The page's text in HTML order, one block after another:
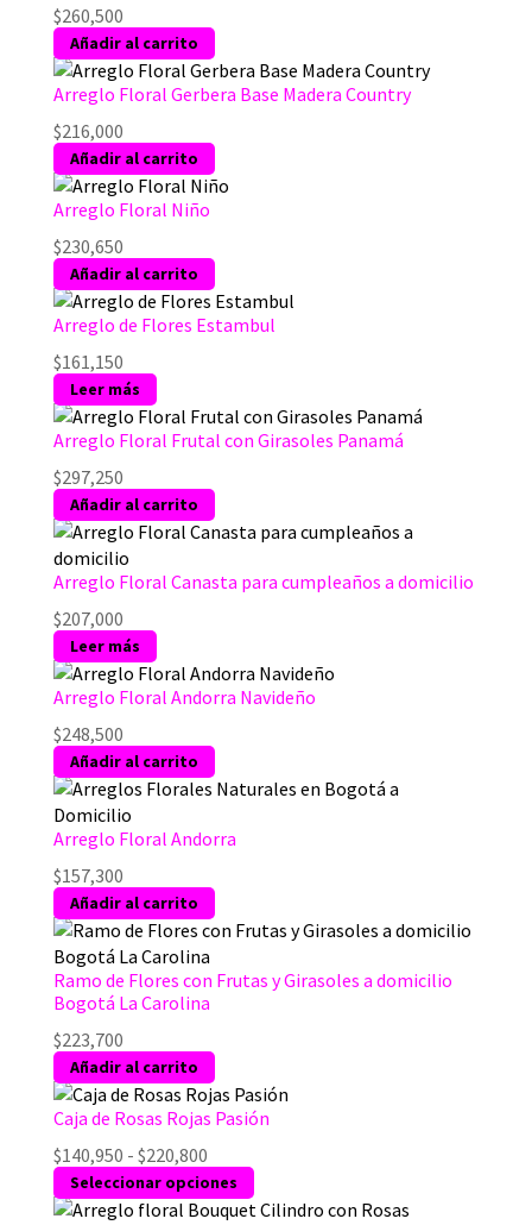
$260,500
Añadir al carrito
Arreglo Floral Gerbera Base Madera Country
$216,000
Añadir al carrito
Arreglo Floral Niño
$230,650
Añadir al carrito
Arreglo de Flores Estambul
$161,150
Leer más
Arreglo Floral Frutal con Girasoles Panamá
$297,250
Añadir al carrito
Arreglo Floral Canasta para cumpleaños a domicilio
$207,000
Leer más
Arreglo Floral Andorra Navideño
$248,500
Añadir al carrito
Arreglo Floral Andorra
$157,300
Añadir al carrito
Ramo de Flores con Frutas y Girasoles a domicilio
Bogotá La Carolina
$223,700
Añadir al carrito
Caja de Rosas Rojas Pasión
$140,950 - $220,800Rango
de
precios:
Seleccionar opciones
producto